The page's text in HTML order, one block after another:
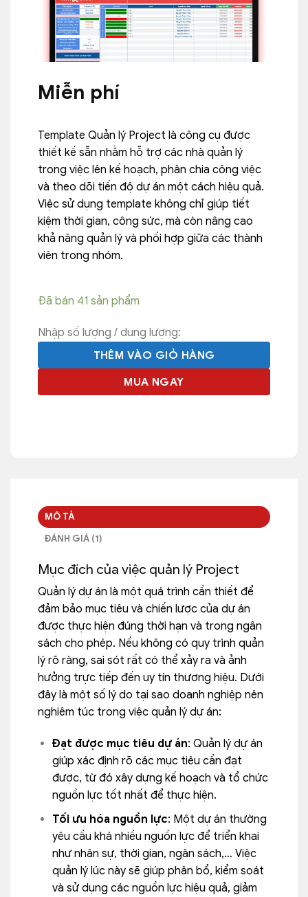
Miễn phí
Template Quản lý Project là công cụ được
thiết kế sẵn nhằm hỗ trợ các nhà quản lý
trong việc lên kế hoạch, phân chia công việc
và theo dõi tiến độ dự án một cách hiệu quả.
Việc sử dụng template không chỉ giúp tiết
kiệm thời gian, công sức, mà còn nâng cao
khả năng quản lý và phối hợp giữa các thành
viên trong nhóm.
Đã bán 41 sản phẩm
Nhập số lượng / dung lượng:
THÊM VÀO GIỎ HÀNG
MUA NGAY
MÔ TẢ
ĐÁNH GIÁ (1)
Mục đích của việc quản lý Project
Quản lý dự án là một quá trình cần thiết để
đảm bảo mục tiêu và chiến lược của dự án
được thực hiện đúng thời hạn và trong ngân
sách cho phép. Nếu không có quy trình quản
lý rõ ràng, sai sót rất có thể xảy ra và ảnh
hưởng trực tiếp đến uy tín thương hiệu. Dưới
đây là một số lý do tại sao doanh nghiệp nên
nghiêm túc trong việc quản lý dự án:
Đạt được mục tiêu dự án: Quản lý dự án
giúp xác định rõ các mục tiêu cần đạt
được, từ đó xây dựng kế hoạch và tổ chức
nguồn lực tốt nhất để thực hiện.
Tối ưu hóa nguồn lực: Một dự án thường
yêu cầu khá nhiều nguồn lực để triển khai
như nhân sự, thời gian, ngân sách,… Việc
quản lý lúc này sẽ giúp phân bổ, kiểm soát
và sử dụng các nguồn lực hiệu quả, giảm